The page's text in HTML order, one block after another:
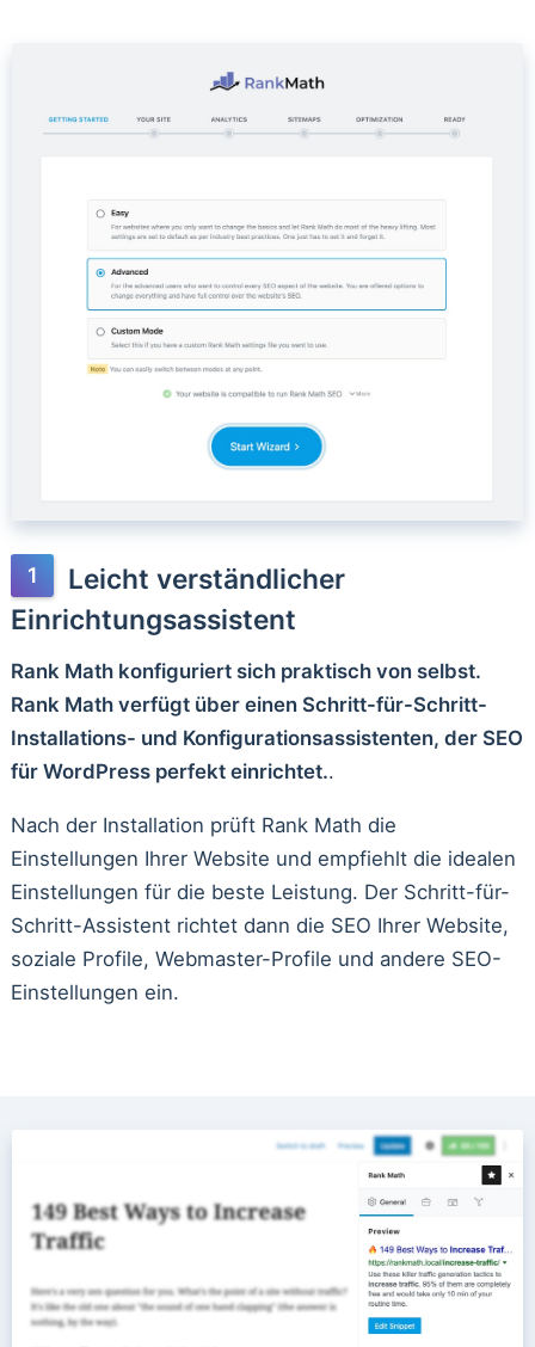
Leicht verständlicher
Einrichtungsassistent
Rank Math konfiguriert sich praktisch von selbst.
Rank Math verfügt über einen Schritt-für-Schritt-
Installations- und Konfigurationsassistenten, der SEO
für WordPress perfekt einrichtet..
Nach der Installation prüft Rank Math die
Einstellungen Ihrer Website und empfiehlt die idealen
Einstellungen für die beste Leistung. Der Schritt-für-
Schritt-Assistent richtet dann die SEO Ihrer Website,
soziale Profile, Webmaster-Profile und andere SEO-
Einstellungen ein.